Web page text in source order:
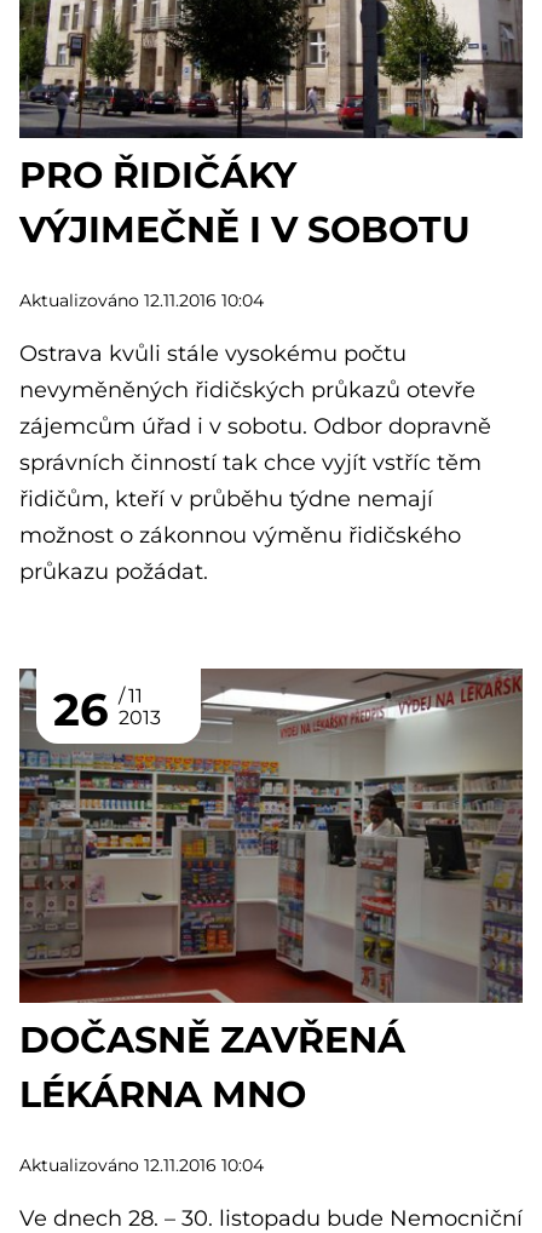
PRO ŘIDIČÁKY
VÝJIMEČNĚ I V SOBOTU
Aktualizováno 12.11.2016 10:04
Ostrava kvůli stále vysokému počtu
nevyměněných řidičských průkazů otevře
zájemcům úřad i v sobotu. Odbor dopravně
správních činností tak chce vyjít vstříc těm
řidičům, kteří v průběhu týdne nemají
možnost o zákonnou výměnu řidičského
průkazu požádat.
26
11
2013
DOČASNĚ ZAVŘENÁ
LÉKÁRNA MNO
Aktualizováno 12.11.2016 10:04
Ve dnech 28. – 30. listopadu bude Nemocniční